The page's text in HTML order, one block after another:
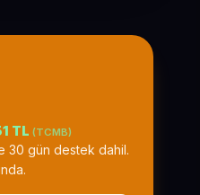
TL (TCMB)
30 gün destek dahil.